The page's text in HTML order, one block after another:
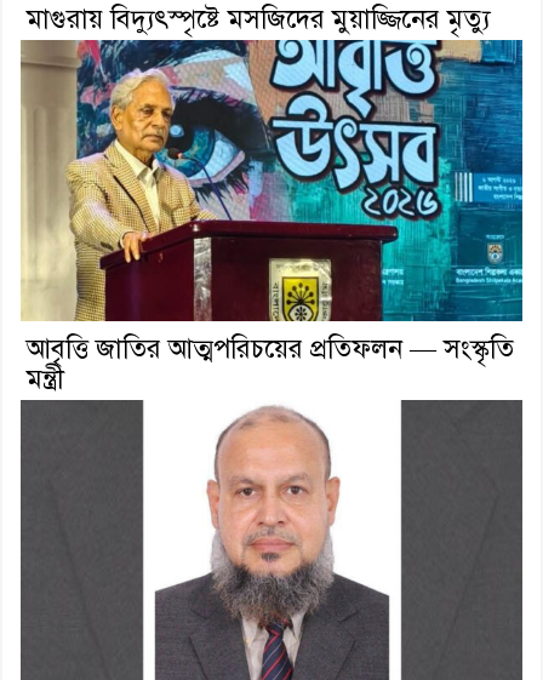
মাগুরায় বিদ্যুৎস্পৃষ্টে মসজিদের মুয়াজ্জিনের মৃত্যু
আবৃত্তি জাতির আত্মপরিচয়ের প্রতিফলন — সংস্কৃতি
মন্ত্রী